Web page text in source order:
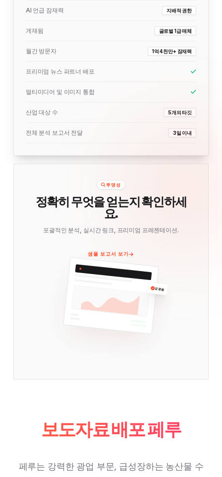
AI 언급 잠재력 지배적 권한
게재됨 글로벌 1급 매체
월간 방문자 1억 4천만+ 잠재력
프리미엄 뉴스 파트너 배포
멀티미디어 및 이미지 통합
산업 대상 수 5개의 타깃
전체 분석 보고서 전달 3일 이내
투명성
정확히 무엇을 얻는지 확인하세
요.
포괄적인 분석, 실시간 링크, 프리미엄 프레젠테이션.
샘플 보고서 보기
검증됨
보도자료 배포 페루
페루는 강력한 광업 부문, 급성장하는 농산물 수